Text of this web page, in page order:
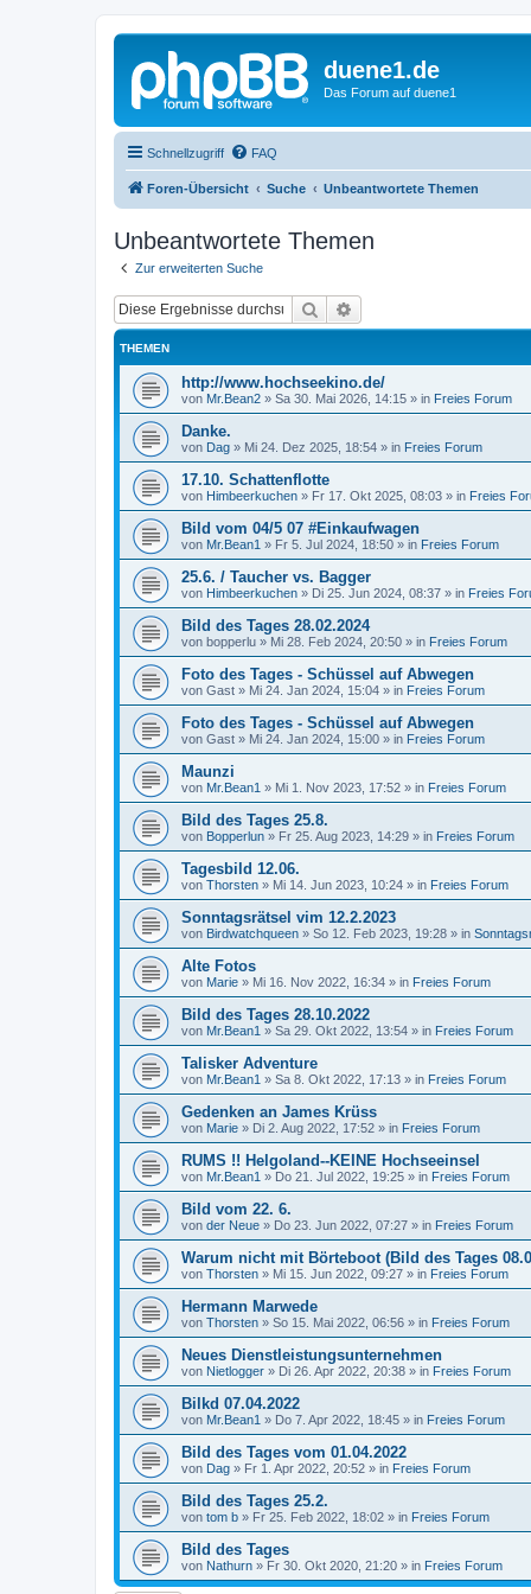
duene1.de
Das Forum auf duene1
Schnellzugriff FAQ
Foren-Übersicht Suche Unbeantwortete Themen
Unbeantwortete Themen
Zur erweiterten Suche
Suche
THEMEN
http://www.hochseekino.de/
von Mr.Bean2 » Sa 30. Mai 2026, 14:15 » in Freies Forum
Danke.
von Dag » Mi 24. Dez 2025, 18:54 » in Freies Forum
17.10. Schattenflotte
von Himbeerkuchen » Fr 17. Okt 2025, 08:03 » in Freies
Bild vom 04/5 07 #Einkaufwagen
von Mr.Bean1 » Fr 5. Jul 2024, 18:50 » in Freies Forum
25.6. / Taucher vs. Bagger
von Himbeerkuchen » Di 25. Jun 2024, 08:37 » in Freies
Bild des Tages 28.02.2024
von bopperlu » Mi 28. Feb 2024, 20:50 » in Freies Forum
Foto des Tages - Schüssel auf Abwegen
von Gast » Mi 24. Jan 2024, 15:04 » in Freies Forum
Foto des Tages - Schüssel auf Abwegen
von Gast » Mi 24. Jan 2024, 15:00 » in Freies Forum
Maunzi
von Mr.Bean1 » Mi 1. Nov 2023, 17:52 » in Freies Forum
Bild des Tages 25.8.
von Bopperlun » Fr 25. Aug 2023, 14:29 » in Freies Forum
Tagesbild 12.06.
von Thorsten » Mi 14. Jun 2023, 10:24 » in Freies Forum
Sonntagsrätsel vim 12.2.2023
von Birdwatchqueen » So 12. Feb 2023, 19:28 » in
Alte Fotos
von Marie » Mi 16. Nov 2022, 16:34 » in Freies Forum
Bild des Tages 28.10.2022
von Mr.Bean1 » Sa 29. Okt 2022, 13:54 » in Freies Forum
Talisker Adventure
von Mr.Bean1 » Sa 8. Okt 2022, 17:13 » in Freies Forum
Gedenken an James Krüss
von Marie » Di 2. Aug 2022, 17:52 » in Freies Forum
RUMS !! Helgoland--KEINE Hochseeinsel
von Mr.Bean1 » Do 21. Jul 2022, 19:25 » in Freies Forum
Bild vom 22. 6.
von der Neue » Do 23. Jun 2022, 07:27 » in Freies Forum
Warum nicht mit Börteboot (Bild des Tages
von Thorsten » Mi 15. Jun 2022, 09:27 » in Freies Forum
Hermann Marwede
von Thorsten » So 15. Mai 2022, 06:56 » in Freies Forum
Neues Dienstleistungsunternehmen
von Nietlogger » Di 26. Apr 2022, 20:38 » in Freies Forum
Bilkd 07.04.2022
von Mr.Bean1 » Do 7. Apr 2022, 18:45 » in Freies Forum
Bild des Tages vom 01.04.2022
von Dag » Fr 1. Apr 2022, 20:52 » in Freies Forum
Bild des Tages 25.2.
von tom b » Fr 25. Feb 2022, 18:02 » in Freies Forum
Bild des Tages
von Nathurn » Fr 30. Okt 2020, 21:20 » in Freies Forum